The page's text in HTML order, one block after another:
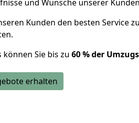
und Wünsche unserer
Kunden den besten Service
Sie bis zu 60 % der
erhalten